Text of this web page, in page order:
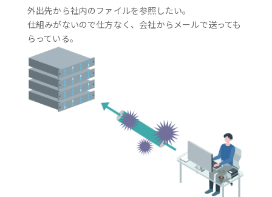
外出先から社内のファイルを参照したい。
仕組みがないので仕方なく、会社からメールで送っても
らっている。